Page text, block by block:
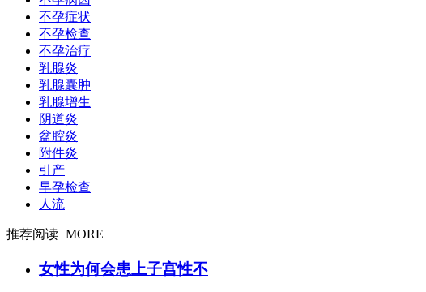
不孕症状
不孕检查
不孕治疗
乳腺炎
乳腺囊肿
乳腺增生
阴道炎
盆腔炎
附件炎
引产
早孕检查
人流
推荐阅读+MORE
女性为何会患上子宫性不